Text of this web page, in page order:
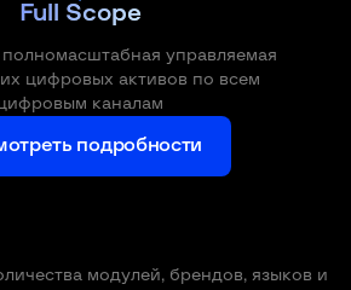
Full Scope
управляемая
цифровых активов по всем
каналам
подробности
модулей, брендов, языков и